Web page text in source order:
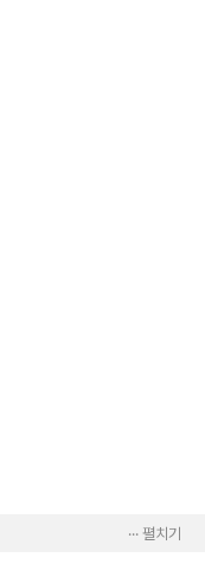
··· 펼치기